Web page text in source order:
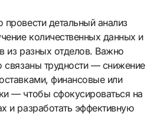
детальный анализ
количественных данных и
из разных отделов. Важно
связаны трудности — снижение
финансовые или
— чтобы сфокусироваться на
и разработать эффективную